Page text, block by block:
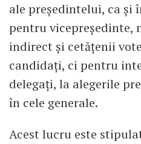
ale preşedintelui, ca şi
pentru vicepreşedinte,
indirect și cetăţenii
candidaţi, ci pentru
delegaţi, la alegerile
în cele generale.
Acest lucru este